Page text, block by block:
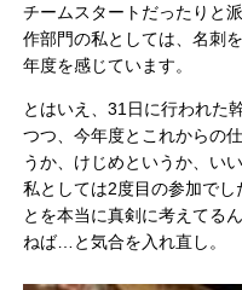
チームスタートだったりと
作部門の私としては、名刺
年度を感じています。
とはいえ、31日に行われた
つつ、今年度とこれからの
うか、けじめというか、い
私としては2度目の参加で
とを本当に真剣に考えてる
ねば…と気合を入れ直し。